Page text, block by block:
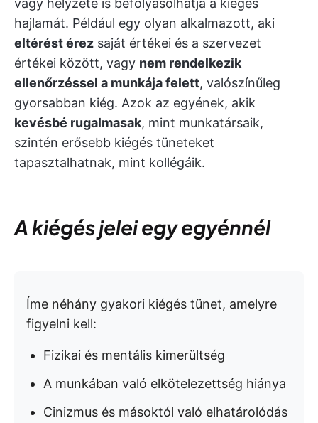
vagy helyzete is befolyásolhatja a kiégés
hajlamát. Például egy olyan alkalmazott, aki
eltérést érez saját értékei és a szervezet
értékei között, vagy nem rendelkezik
ellenőrzéssel a munkája felett, valószínűleg
gyorsabban kiég. Azok az egyének, akik
kevésbé rugalmasak, mint munkatársaik,
szintén erősebb kiégés tüneteket
tapasztalhatnak, mint kollégáik.
A kiégés jelei egy egyénnél
Íme néhány gyakori kiégés tünet, amelyre
figyelni kell:
Fizikai és mentális kimerültség
A munkában való elkötelezettség hiánya
Cinizmus és másoktól való elhatárolódás